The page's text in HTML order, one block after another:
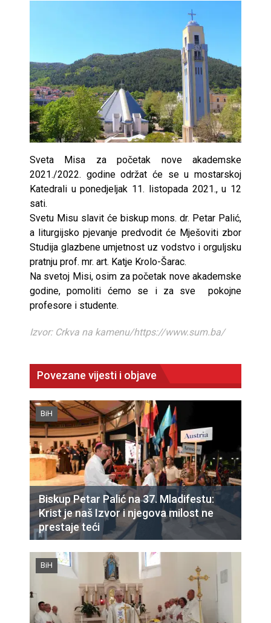
Sveta Misa za početak nove akademske
2021./2022. godine održat će se u mostarskoj
Katedrali u ponedjeljak 11. listopada 2021., u 12
sati.
Svetu Misu slavit će biskup mons. dr. Petar Palić,
a liturgijsko pjevanje predvodit će Mješoviti zbor
Studija glazbene umjetnost uz vodstvo i orguljsku
pratnju prof. mr. art. Katje Krolo-Šarac.
Na svetoj Misi, osim za početak nove akademske
godine, pomoliti ćemo se i za sve pokojne
profesore i studente.
Izvor: Crkva na kamenu/https://www.sum.ba/
Povezane vijesti i objave
BiH
Biskup Petar Palić na 37. Mladifestu:
Krist je naš Izvor i njegova milost ne
prestaje teći
BiH